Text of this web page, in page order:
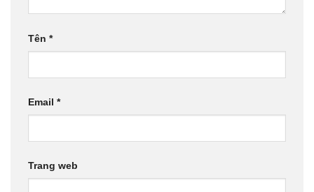
Tên *
Email *
Trang web